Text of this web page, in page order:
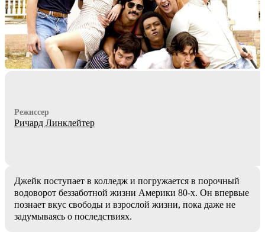
Режиссер
Ричард Линклейтер
Джейк поступает в колледж и погружается в порочный
водоворот беззаботной жизни Америки 80-х. Он впервые
познает вкус свободы и взрослой жизни, пока даже не
задумываясь о последствиях.